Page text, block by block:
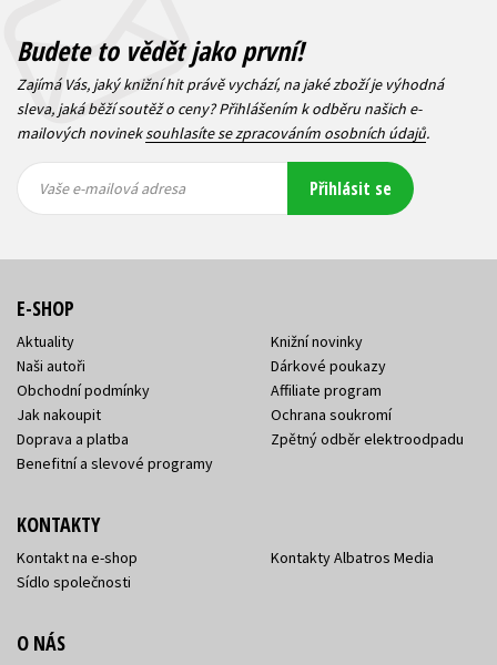
Budete to vědět jako první!
Zajímá Vás, jaký knižní hit právě vychází, na jaké zboží je výhodná
sleva, jaká běží soutěž o ceny? Přihlášením k odběru našich e-
mailových novineksouhlasíte se zpracováním osobních údajů.
mailová
mailová
Vaše e-mailová adresa Přihlásit se
E-SHOP
Aktuality
Naši autoři
Obchodní podmínky
Jak nakoupit
Doprava a platba
Benefitní a slevové programy
Knižní novinky
Dárkové poukazy
Affiliate program
Ochrana soukromí
Zpětný odběr elektroodpadu
KONTAKTY
Kontakt na e-shop
Sídlo společnosti
Kontakty Albatros Media
O NÁS